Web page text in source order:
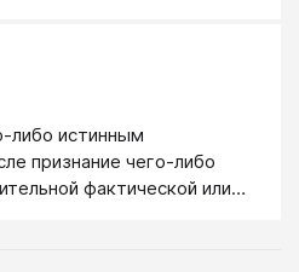
(мистический
завета, вера —
законы земного
ап. Петра по
либо истинным
признание чего-либо
фактической или